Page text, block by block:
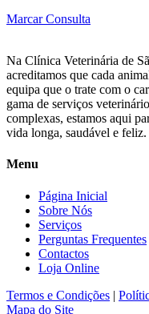
Marcar Consulta
Na Clínica Veterinária de
acreditamos que cada
equipa que o trate com o
gama de serviços
complexas, estamos aqui
vida longa, saudável e feliz.
Menu
Página Inicial
Sobre Nós
Serviços
Perguntas Frequentes
Contactos
Loja Online
Termos e Condições |
Mapa do Site